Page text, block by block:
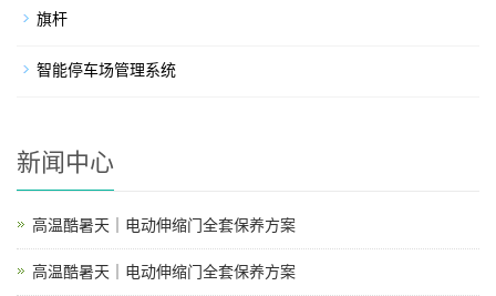
旗杆
智能停车场管理系统
新闻中心
高温酷暑天｜电动伸缩门全套保养方案
高温酷暑天｜电动伸缩门全套保养方案